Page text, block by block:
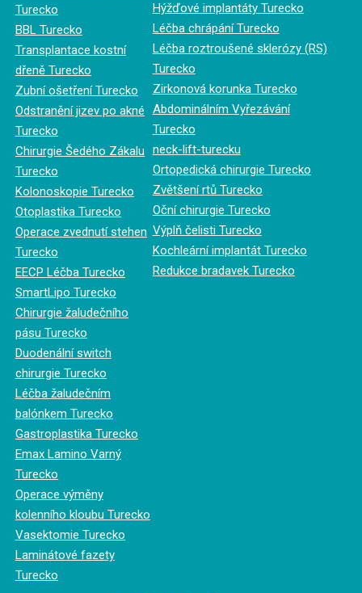
Turecko
BBL Turecko
Transplantace kostní
dřeně Turecko
Zubní ošetření Turecko
Odstranění jizev po akné
Turecko
Chirurgie Šedého Zákalu
Turecko
Kolonoskopie Turecko
Otoplastika Turecko
Operace zvednutí stehen
Turecko
EECP Léčba Turecko
SmartLipo Turecko
Chirurgie žaludečního
pásu Turecko
Duodenální switch
chirurgie Turecko
Léčba žaludečním
balónkem Turecko
Gastroplastika Turecko
Emax Lamino Varný
Turecko
Operace výměny
kolenního kloubu Turecko
Vasektomie Turecko
Laminátové fazety
Turecko
Hýžďové implantáty Turecko
Léčba chrápání Turecko
Léčba roztroušené sklerózy (RS)
Turecko
Zirkonová korunka Turecko
Abdominálním Vyřezávání
Turecko
neck-lift-turecku
Ortopedická chirurgie Turecko
Zvětšení rtů Turecko
Oční chirurgie Turecko
Výplň čelisti Turecko
Kochleární implantát Turecko
Redukce bradavek Turecko